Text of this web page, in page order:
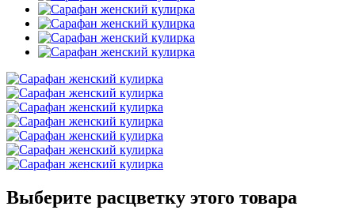
Выберите расцветку этого товара